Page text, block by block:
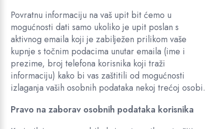
Povratnu informaciju na vaš upit bit ćemo u
mogućnosti dati samo ukoliko je upit poslan s
aktivnog emaila koji je zabilježen prilikom vaše
kupnje s točnim podacima unutar emaila (ime i
prezime, broj telefona korisnika koji traži
informaciju) kako bi vas zaštitili od mogućnosti
izlaganja vaših osobnih podataka nekoj trećoj osobi.
Pravo na zaborav osobnih podataka korisnika